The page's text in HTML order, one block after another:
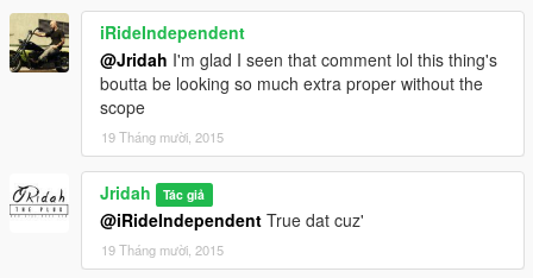
iRideIndependent
@Jridah I'm glad I seen that comment lol this thing's
boutta be looking so much extra proper without the
scope
19 Tháng mười, 2015
Jridah Tác giả
@iRideIndependent True dat cuz'
19 Tháng mười, 2015